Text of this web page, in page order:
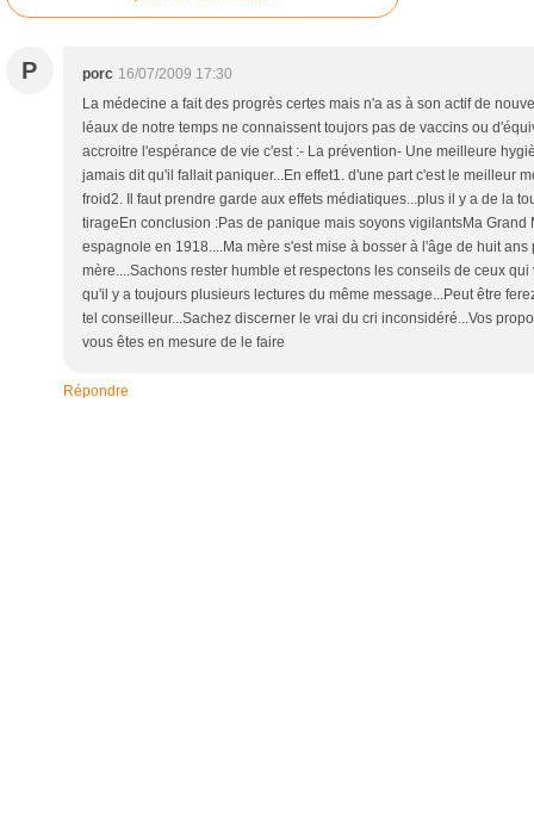
P porc 16/07/2009 17:30
La médecine a fait des progrès certes mais n'a as à son actif de
léaux de notre temps ne connaissent toujors pas de vaccins ou
accroitre l'espérance de vie c'est :- La prévention- Une meilleure
jamais dit qu'il fallait paniquer...En effet1. d'une part c'est le meilleur
froid2. Il faut prendre garde aux effets médiatiques...plus il y a de la
tirageEn conclusion :Pas de panique mais soyons vigilantsMa Grand
espagnole en 1918....Ma mère s'est mise à bosser à l'âge de huit
mère....Sachons rester humble et respectons les conseils de ceux
qu'il y a toujours plusieurs lectures du même message...Peut être
tel conseilleur...Sachez discerner le vrai du cri inconsidéré...Vos
vous êtes en mesure de le faire
Répondre